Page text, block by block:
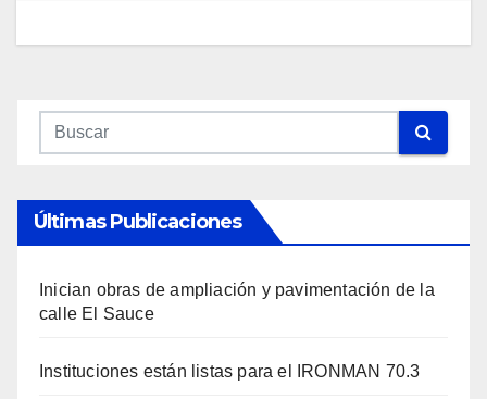
Últimas Publicaciones
Inician obras de ampliación y pavimentación de la
calle El Sauce
Instituciones están listas para el IRONMAN 70.3